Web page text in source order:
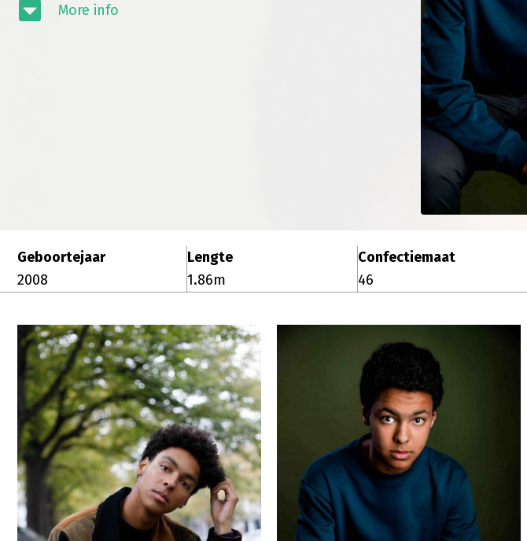
More info
Geboortejaar
2008
Lengte
1.86m
Confectiemaat
46